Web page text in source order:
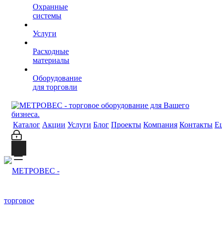
Охранные
системы
Услуги
Расходные
материалы
Оборудование
для торговли
Каталог Акции Услуги Блог Проекты Компания Контакты